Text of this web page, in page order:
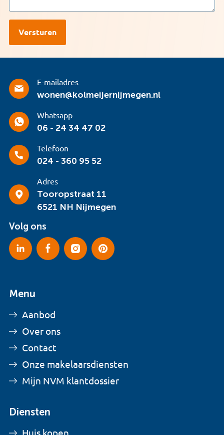
E-mailadres
wonen@kolmeijernijmegen.nl
Whatsapp
06 - 24 34 47 02
Telefoon
024 - 360 95 52
Adres
Tooropstraat 11
6521 NH Nijmegen
Volg ons
Menu
Aanbod
Over ons
Contact
Onze makelaarsdiensten
Mijn NVM klantdossier
Diensten